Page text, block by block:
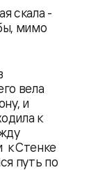
скала -
мимо
вела
и
к
к Стенке
путь по